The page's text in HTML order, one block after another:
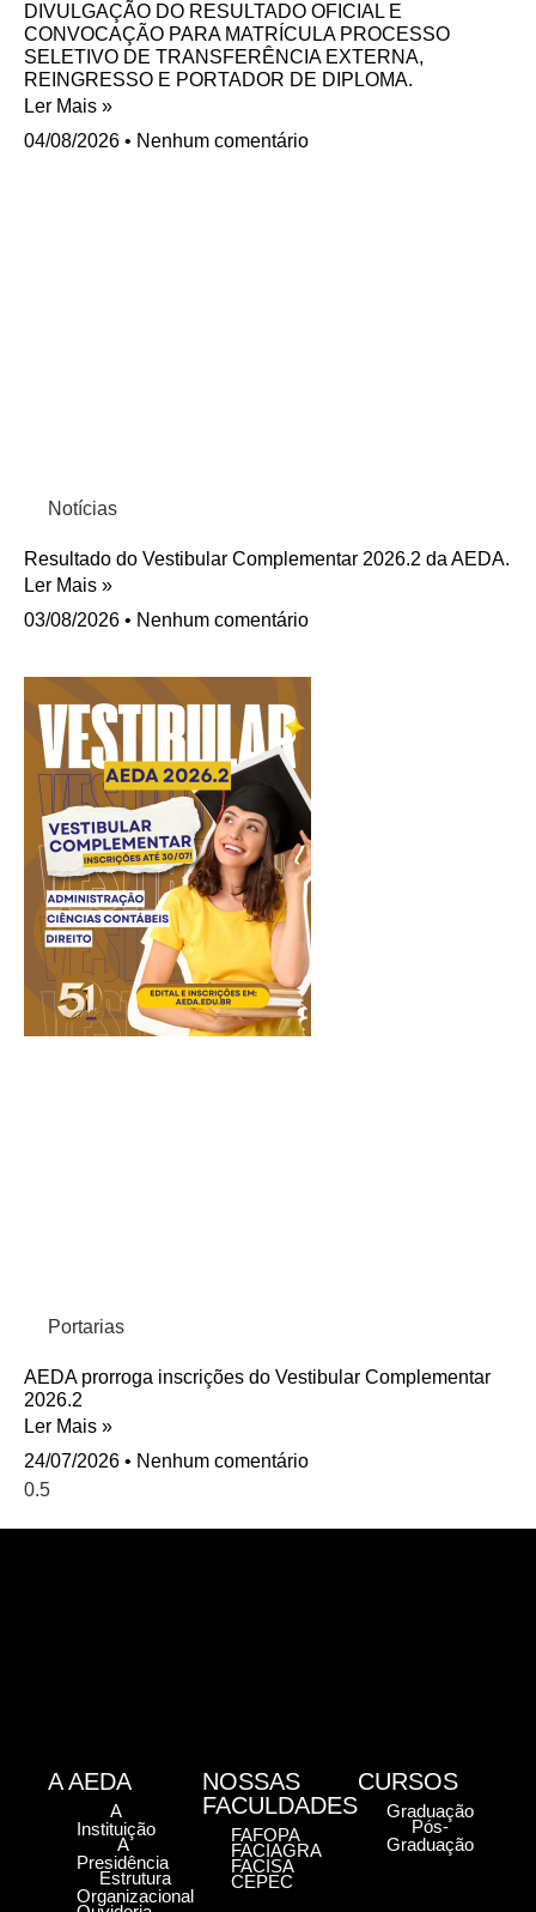
DIVULGAÇÃO DO RESULTADO OFICIAL E
CONVOCAÇÃO PARA MATRÍCULA PROCESSO
SELETIVO DE TRANSFERÊNCIA EXTERNA,
REINGRESSO E PORTADOR DE DIPLOMA.
Ler Mais »
04/08/2026
Nenhum comentário
Notícias
Resultado do Vestibular Complementar 2026.2 da AEDA.
Ler Mais »
03/08/2026
Nenhum comentário
Portarias
AEDA prorroga inscrições do Vestibular Complementar
2026.2
Ler Mais »
24/07/2026
Nenhum comentário
A AEDA
A
Instituição
A
Presidência
Estrutura
Organizacional
NOSSAS
FACULDADES
FAFOPA
FACIAGRA
FACISA
CEPEC
CURSOS
Graduação
Pós-
Graduação